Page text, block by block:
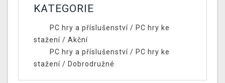
KATEGORIE
PC hry a příslušenství/ PC hry ke
stažení / Akční
PC hry a příslušenství/ PC hry ke
stažení / Dobrodružné